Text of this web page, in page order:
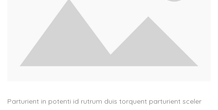
Parturient in potenti id rutrum duis torquent parturient sceler